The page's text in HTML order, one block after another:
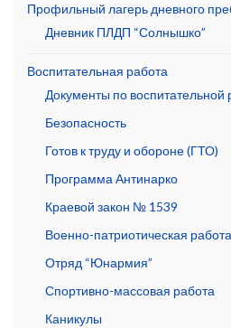
Профильный лагерь дневного
Дневник ПЛДП “Солнышко”
Воспитательная работа
Документы по воспитательной
Безопасность
Готов к труду и обороне (ГТО)
Программа Антинарко
Краевой закон № 1539
Военно-патриотическая работа
Отряд “Юнармия”
Спортивно-массовая работа
Каникулы